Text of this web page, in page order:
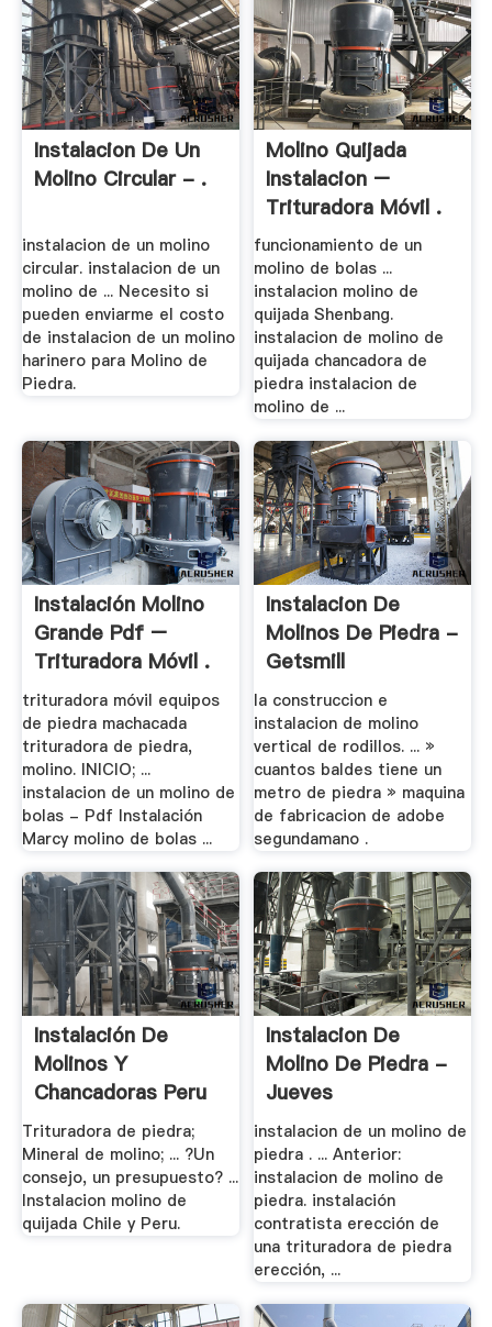
Instalacion De Un
Molino Circular - .
instalacion de un molino
circular. instalacion de un
molino de ... Necesito si
pueden enviarme el costo
de instalacion de un molino
harinero para Molino de
Piedra.
Molino Quijada
Instalacion –
Trituradora Móvil .
funcionamiento de un
molino de bolas ...
instalacion molino de
quijada Shenbang.
instalacion de molino de
quijada chancadora de
piedra instalacion de
molino de ...
Instalación Molino
Grande Pdf –
Trituradora Móvil .
trituradora móvil equipos
de piedra machacada
trituradora de piedra,
molino. INICIO; ...
instalacion de un molino de
bolas - Pdf Instalación
Marcy molino de bolas ...
Instalacion De
Molinos De Piedra -
Getsmill
la construccion e
instalacion de molino
vertical de rodillos. ... »
cuantos baldes tiene un
metro de piedra » maquina
de fabricacion de adobe
segundamano .
Instalación De
Molinos Y
Chancadoras Peru
Trituradora de piedra;
Mineral de molino; ... ?Un
consejo, un presupuesto? ...
Instalacion molino de
quijada Chile y Peru.
Instalacion De
Molino De Piedra -
Jueves
instalacion de un molino de
piedra . ... Anterior:
instalacion de molino de
piedra. instalación
contratista erección de
una trituradora de piedra
erección, ...